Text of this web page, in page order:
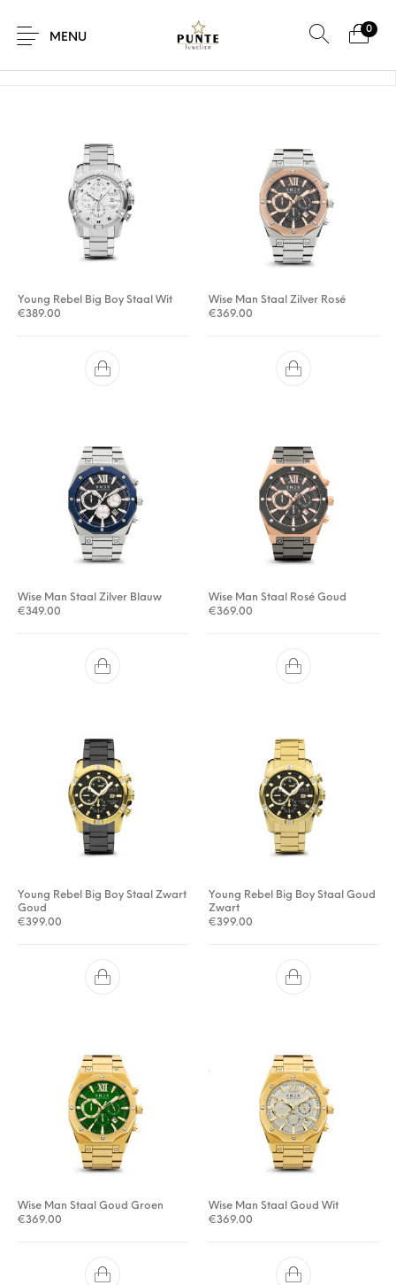
MENU
0
Accessoires
Home / Product Diameter horlogekast /
Young Rebel Big Boy Staal Wit
€389.00
Wise Man Staal Zilver Rosé
€369.00
Wise Man Staal Zilver Blauw
€349.00
Wise Man Staal Rosé Goud
€369.00
Young Rebel Big Boy Staal Zwart
Goud
€399.00
Young Rebel Big Boy Staal Goud
Zwart
€399.00
Wise Man Staal Goud Groen
€369.00
Wise Man Staal Goud Wit
€369.00